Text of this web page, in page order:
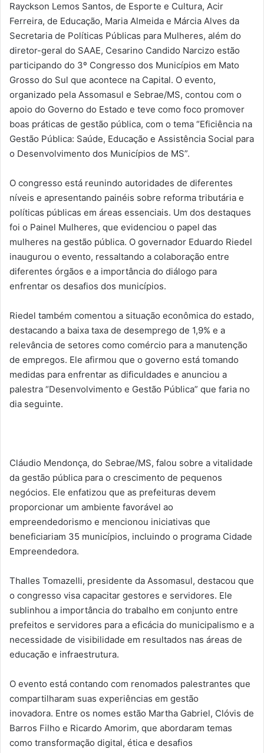
Rayckson Lemos Santos, de Esporte e Cultura, Acir
Ferreira, de Educação, Maria Almeida e Márcia Alves da
Secretaria de Políticas Públicas para Mulheres, além do
diretor-geral do SAAE, Cesarino Candido Narcizo estão
participando do 3º Congresso dos Municípios em Mato
Grosso do Sul que acontece na Capital. O evento,
organizado pela Assomasul e Sebrae/MS, contou com o
apoio do Governo do Estado e teve como foco promover
boas práticas de gestão pública, com o tema “Eficiência na
Gestão Pública: Saúde, Educação e Assistência Social para
o Desenvolvimento dos Municípios de MS”.
O congresso está reunindo autoridades de diferentes
níveis e apresentando painéis sobre reforma tributária e
políticas públicas em áreas essenciais. Um dos destaques
foi o Painel Mulheres, que evidenciou o papel das
mulheres na gestão pública. O governador Eduardo Riedel
inaugurou o evento, ressaltando a colaboração entre
diferentes órgãos e a importância do diálogo para
enfrentar os desafios dos municípios.
Riedel também comentou a situação econômica do estado,
destacando a baixa taxa de desemprego de 1,9% e a
relevância de setores como comércio para a manutenção
de empregos. Ele afirmou que o governo está tomando
medidas para enfrentar as dificuldades e anunciou a
palestra “Desenvolvimento e Gestão Pública” que faria no
dia seguinte.
Cláudio Mendonça, do Sebrae/MS, falou sobre a vitalidade
da gestão pública para o crescimento de pequenos
negócios. Ele enfatizou que as prefeituras devem
proporcionar um ambiente favorável ao
empreendedorismo e mencionou iniciativas que
beneficiariam 35 municípios, incluindo o programa Cidade
Empreendedora.
Thalles Tomazelli, presidente da Assomasul, destacou que
o congresso visa capacitar gestores e servidores. Ele
sublinhou a importância do trabalho em conjunto entre
prefeitos e servidores para a eficácia do municipalismo e a
necessidade de visibilidade em resultados nas áreas de
educação e infraestrutura.
O evento está contando com renomados palestrantes que
compartilharam suas experiências em gestão
inovadora. Entre os nomes estão Martha Gabriel, Clóvis de
Barros Filho e Ricardo Amorim, que abordaram temas
como transformação digital, ética e desafios